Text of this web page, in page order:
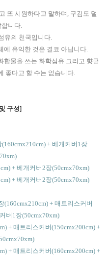
또 시원하다고 말하며, 구김도 덜
니다.
유의 천국입니다.
에 유익한 것은 결코 아닙니다.
합물을 쓰는 화학섬유 그리고 향균
좋다고 할 수는 없습니다.
구성]
+ 베개커버1장
+ 베개커버2장(50cmx70xm)
+ 베개커버2장(50cmx70xm)
+ 매트리스커버
버1장(50cmx70xm)
+ 매트리스커버(150cmx200cm) +
+ 매트리스커버(160cmx200cm) +